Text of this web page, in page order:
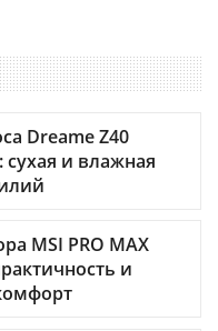
Dreame Z40
сухая и влажная
MSI PRO MAX
и